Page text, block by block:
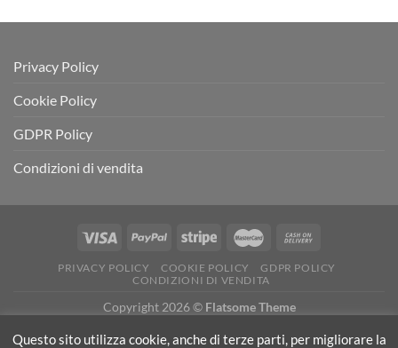
Privacy Policy
Cookie Policy
GDPR Policy
Condizioni di vendita
PRIVACY POLICY COOKIE POLICY
GDPR POLICY
CONDIZIONI DI VENDITA
Copyright 2026 © Flatsome Theme
Questo sito utilizza cookie, anche di terze parti, per migliorare la